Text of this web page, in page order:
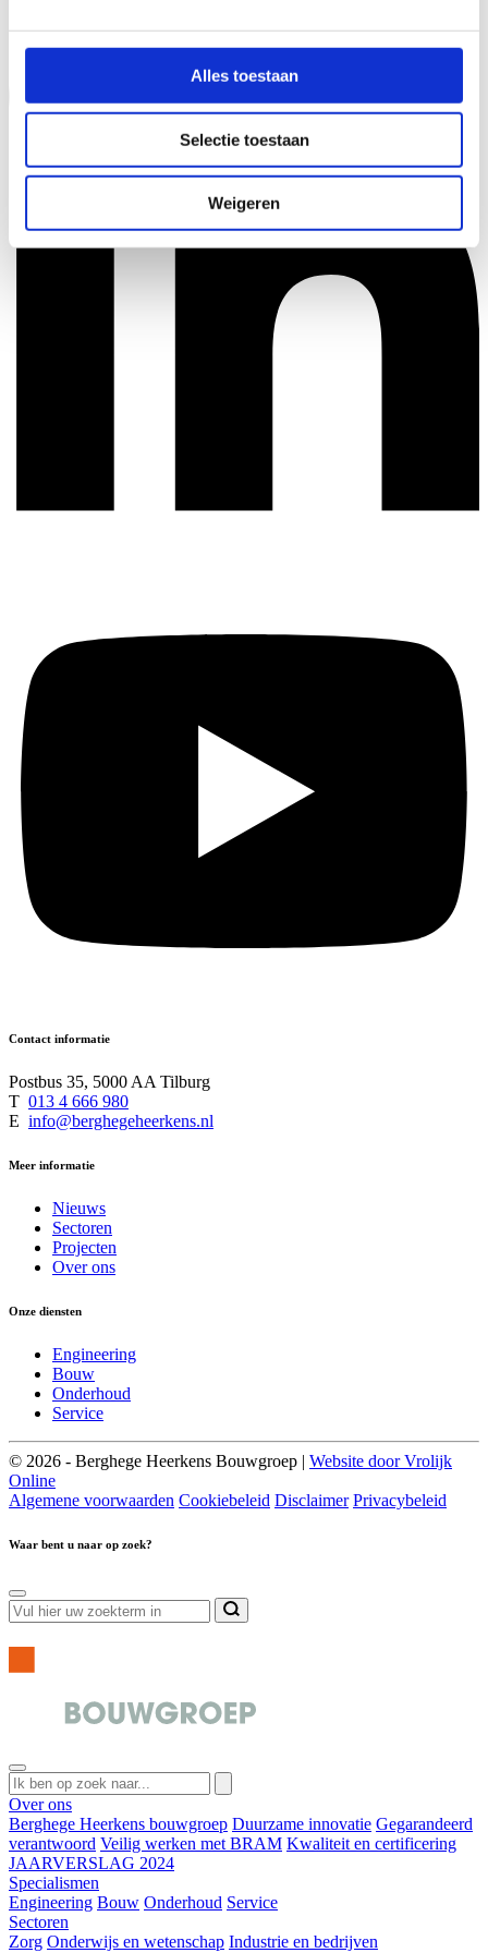
Alles toestaan
Selectie toestaan
Weigeren
Contact informatie
Postbus 35, 5000 AA Tilburg
T 013 4 666 980
E info@berghegeheerkens.nl
Meer informatie
Nieuws
Sectoren
Projecten
Over ons
Onze diensten
Engineering
Bouw
Onderhoud
Service
© 2026 - Berghege Heerkens Bouwgroep | Website door Vrolijk
Online
Algemene voorwaarden Cookiebeleid Disclaimer Privacybeleid
Waar bent u naar op zoek?
Over ons
Berghege Heerkens bouwgroep Duurzame innovatie Gegarandeerd
verantwoord Veilig werken met BRAM Kwaliteit en certificering
JAARVERSLAG 2024
Specialismen
Engineering Bouw Onderhoud Service
Sectoren
Zorg Onderwijs en wetenschap Industrie en bedrijven